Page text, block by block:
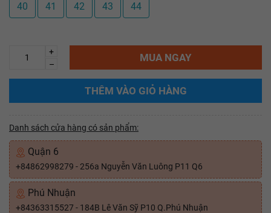
40 41 42 43 44
+
–
MUA NGAY
THÊM VÀO GIỎ HÀNG
Danh sách cửa hàng có sản phẩm:
Quận 6
+84862998279 - 256a Nguyễn Văn Luông P11 Q6
Phú Nhuận
+84363315527 - 184B Lê Văn Sỹ P10 Q.Phú Nhuận